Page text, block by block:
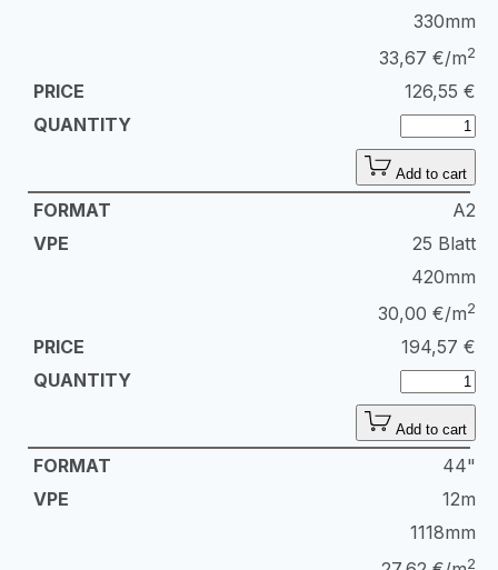
330mm
33,67 €/m2
126,55 €
Add to cart
A2
25 Blatt
420mm
30,00 €/m2
194,57 €
Add to cart
44"
12m
1118mm
2